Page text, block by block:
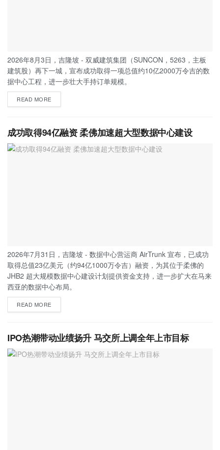
2026年8月3日，吉隆坡 - 双威建筑集团（SUNCON，5263，主板
建筑股）再下一城，宣布成功取得一项总值约10亿2000万令吉的数
据中心工程，进一步壮大手持订单规模。
READ MORE
成功取得94亿融资 柔佛加速超大型数据中心建设
2026年7月31日，吉隆坡 - 数据中心营运商 AirTrunk 宣布，已成功
取得总值23亿美元（约94亿1000万令吉）融资，为其位于柔佛的
JHB2 超大规模数据中心建设计划提供资金支持，进一步扩大在马来
西亚的数据中心布局。
READ MORE
IPO热潮带动业绩扬升 马交所上调全年上市目标